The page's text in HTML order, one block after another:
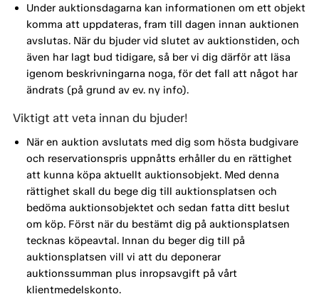
Under auktionsdagarna kan informationen om ett objekt
komma att uppdateras, fram till dagen innan auktionen
avslutas. När du bjuder vid slutet av auktionstiden, och
även har lagt bud tidigare, så ber vi dig därför att läsa
igenom beskrivningarna noga, för det fall att något har
ändrats (på grund av ev. ny info).
Viktigt att veta innan du bjuder!
När en auktion avslutats med dig som hösta budgivare
och reservationspris uppnåtts erhåller du en rättighet
att kunna köpa aktuellt auktionsobjekt. Med denna
rättighet skall du bege dig till auktionsplatsen och
bedöma auktionsobjektet och sedan fatta ditt beslut
om köp. Först när du bestämt dig på auktionsplatsen
tecknas köpeavtal. Innan du beger dig till på
auktionsplatsen vill vi att du deponerar
auktionssumman plus inropsavgift på vårt
klientmedelskonto.